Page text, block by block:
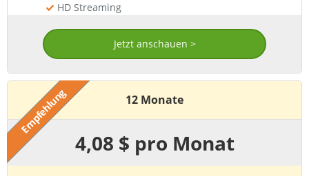
HD Streaming
Jetzt anschauen >
Empfehlung 12 Monate
4,08 $ pro Monat